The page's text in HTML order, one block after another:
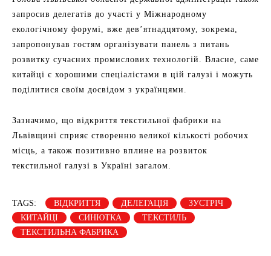
запросив делегатів до участі у Міжнародному
екологічному форумі, вже дев’ятнадцятому, зокрема,
запропонував гостям організувати панель з питань
розвитку сучасних промислових технологій. Власне, саме
китайці є хорошими спеціалістами в цій галузі і можуть
поділитися своїм досвідом з українцями.
Зазначимо, що відкриття текстильної фабрики на
Львівщині сприяє створенню великої кількості робочих
місць, а також позитивно вплине на розвиток
текстильної галузі в Україні загалом.
TAGS: ВІДКРИТТЯ ДЕЛЕГАЦІЯ
ЗУСТРІЧ
КИТАЙЦІ
СИНЮТКА
ТЕКСТИЛЬ
ТЕКСТИЛЬНА ФАБРИКА